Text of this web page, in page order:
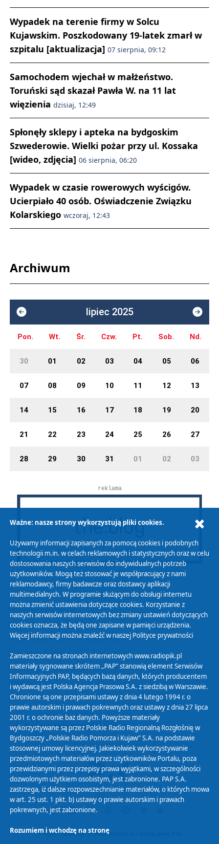
Wypadek na terenie firmy w Solcu
Kujawskim. Poszkodowany 19-latek zmarł w
szpitalu [aktualizacja] 07 sierpnia, 09:12
Samochodem wjechał w małżeństwo.
Toruński sąd skazał Pawła W. na 11 lat
więzienia dzisiaj, 12:49
Spłonęły sklepy i apteka na bydgoskim
Szwederowie. Wielki pożar przy ul. Kossaka
[wideo, zdjęcia] 06 sierpnia, 06:20
Wypadek w czasie rowerowych wyścigów.
Ucierpiało 40 osób. Oświadczenie Związku
Kolarskiego wczoraj, 12:43
Archiwum
lipiec 2025
Pon. Wt. Śr. Czw. Pt. Sob. Nd.
30 01 02 03 04 05 06
07 08 09 10 11 12 13
14 15 16 17 18 19 20
21 22 23 24 25 26 27
28 29 30 31 01 02 03
reklama
Polityka Prywatności
Zasady korzystania z Serwisu
Organizacje Pożytku Publicznego
Cyfryzacja DAB+
Polityka ochrony danych osobowych
Abonament
Zamówienia publiczne
Biuletyn Informacji Publicznej
Projekt i realizacja: © 2022Webtom.pl
Ważne: nasze strony wykorzystują pliki cookies.
Używamy informacji zapisanych za pomocą cookies i podobnych
technologii m.in. w celach reklamowych i statystycznych oraz w celu
dostosowania naszych serwisów do indywidualnych potrzeb
użytkowników. Mogą też stosować je współpracujący z nami
reklamodawcy, firmy badawcze oraz dostawcy aplikacji
multimedialnych. W programie służącym do obsługi internetu
można zmienić ustawienia dotyczące cookies. Korzystanie z
naszych serwisów internetowych bez zmiany ustawień dotyczących
cookies oznacza, że będą one zapisane w pamięci urządzenia.
Więcej informacji można znaleźć w naszej Polityce prywatności
Zamieszczone na stronach internetowych www.radiopik.pl
materiały sygnowane skrótem „PAP” stanowią element Serwisów
Informacyjnych PAP, będących bazą danych, których producentem
i wydawcą jest Polska Agencja Prasowa S.A. z siedzibą w Warszawie.
Chronione są one przepisami ustawy z dnia 4 lutego 1994 r. o
prawie autorskim i prawach pokrewnych oraz ustawy z dnia 27 lipca
2001 r. o ochronie baz danych. Powyższe materiały
wykorzystywane są przez Polskie Radio Regionalną Rozgłośnię w
Bydgoszczy „Polskie Radio Pomorza i Kujaw” S.A. na podstawie
stosownej umowy licencyjnej. Jakiekolwiek wykorzystywanie
przedmiotowych materiałów przez użytkowników Portalu, poza
przewidzianymi przez przepisy prawa wyjątkami, w szczególności
dozwolonym użytkiem osobistym, jest zabronione. PAP S.A.
zastrzega, iż dalsze rozpowszechnianie materiałów, o których mowa
w art. 25 ust. 1 pkt. b) ustawy o prawie autorskim i prawach
pokrewnych, jest zabronione.
Rozumiem i wchodzę na stronę